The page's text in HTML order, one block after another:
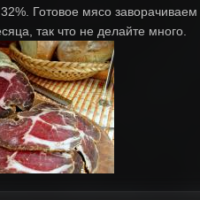
Готовое мясо
так что не делайте много.